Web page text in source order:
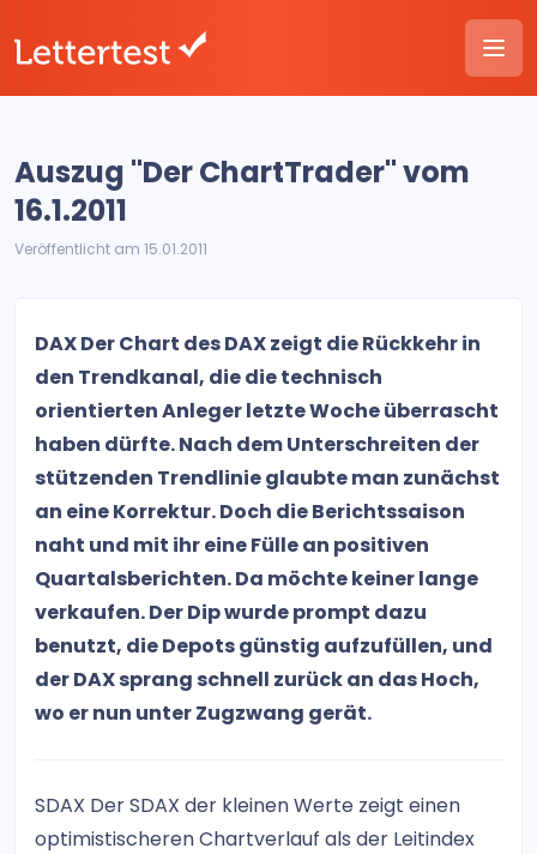
Auszug "Der ChartTrader" vom
16.1.2011
Veröffentlicht am 15.01.2011
DAX Der Chart des DAX zeigt die Rückkehr in
den Trendkanal, die die technisch
orientierten Anleger letzte Woche überrascht
haben dürfte. Nach dem Unterschreiten der
stützenden Trendlinie glaubte man zunächst
an eine Korrektur. Doch die Berichtssaison
naht und mit ihr eine Fülle an positiven
Quartalsberichten. Da möchte keiner lange
verkaufen. Der Dip wurde prompt dazu
benutzt, die Depots günstig aufzufüllen, und
der DAX sprang schnell zurück an das Hoch,
wo er nun unter Zugzwang gerät.
SDAX Der SDAX der kleinen Werte zeigt einen
optimistischeren Chartverlauf als der Leitindex